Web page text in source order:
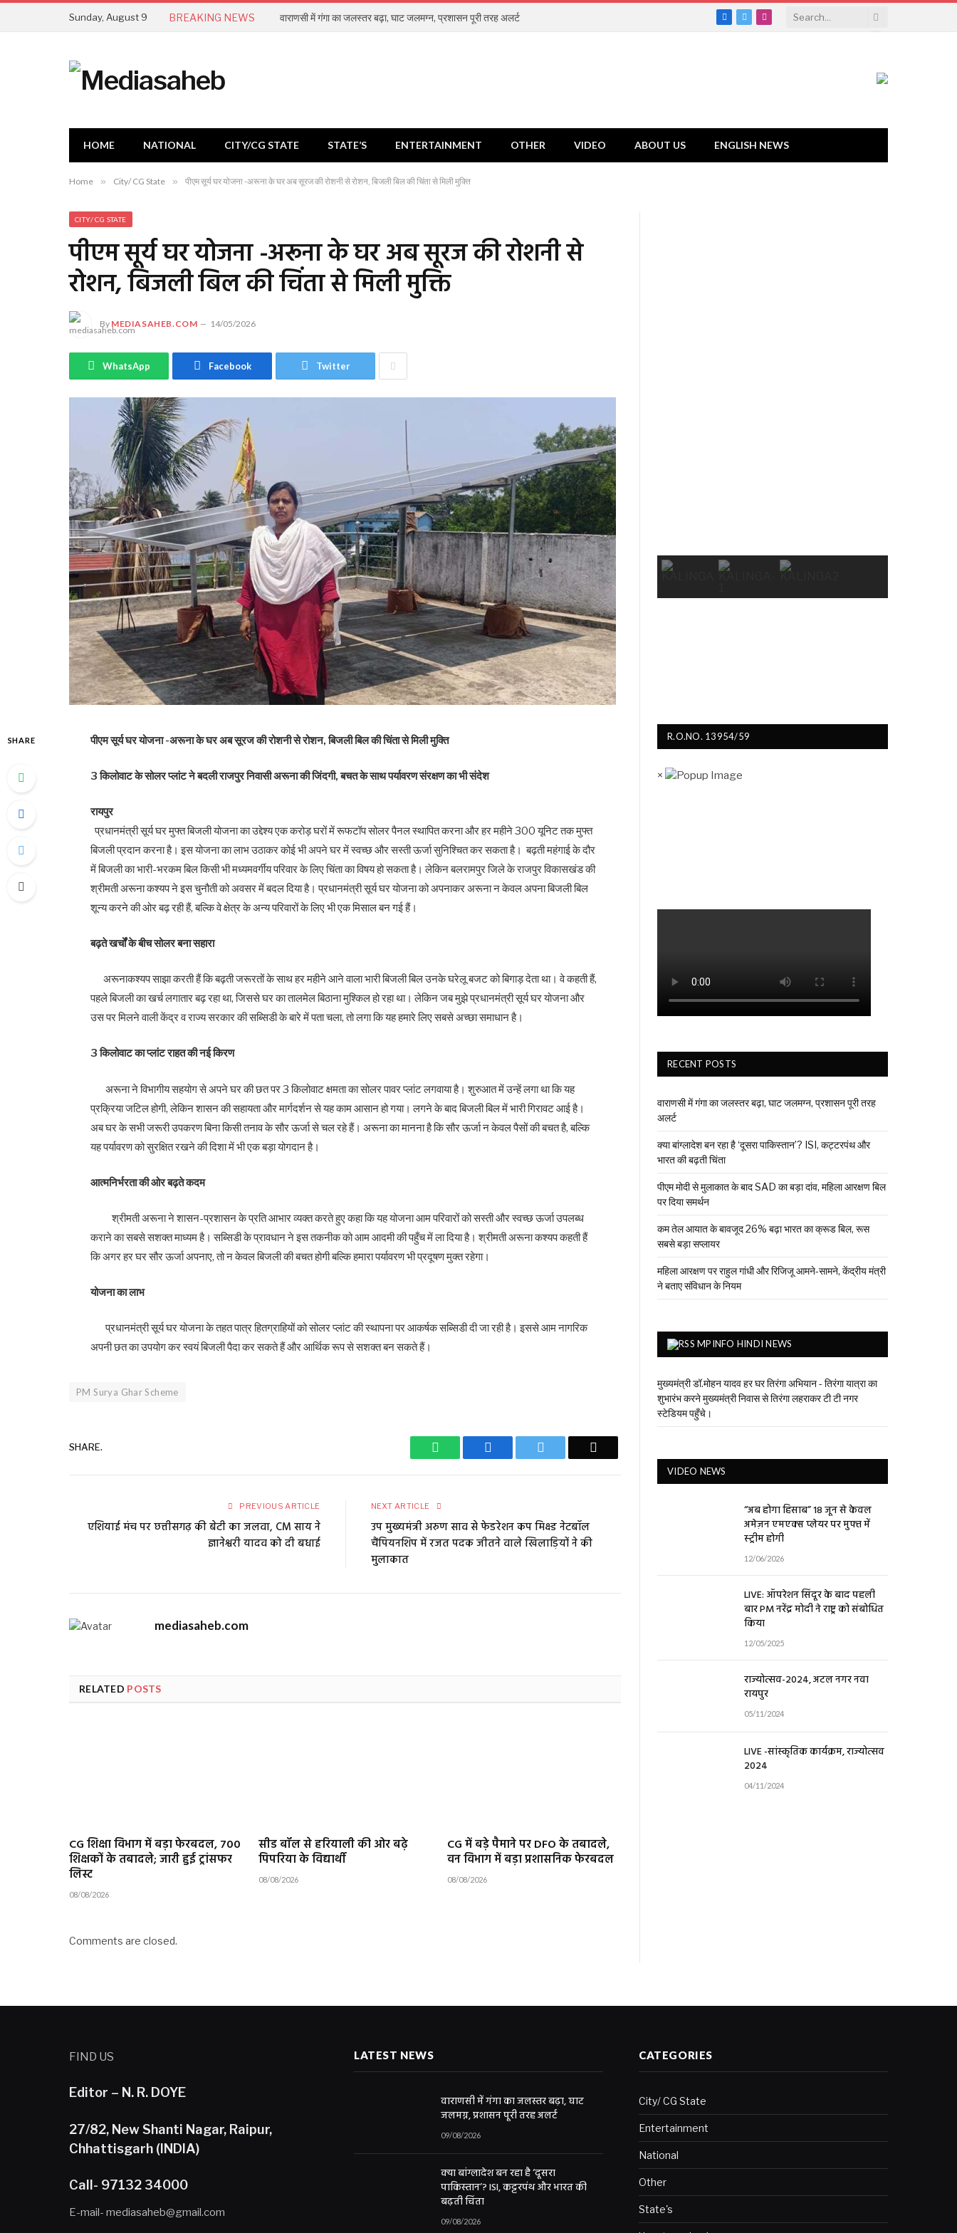
Sunday, August 9 BREAKING NEWS वाराणसी में गंगा का जलस्तर बढ़ा, घाट जलमग्न, प्रशासन पूरी तरह अलर्ट
Facebook
TwitterInstagram
HOME NATIONAL CITY/CG STATE STATE’S ENTERTAINMENT OTHER VIDEO ABOUT US ENGLISH NEWS
Home » City/ CG State » पीएम सूर्य घर योजना -अरूना के घर अब सूरज की रोशनी से रोशन, बिजली बिल की चिंता से मिली मुक्ति
CITY/ CG STATE
पीएम सूर्य घर योजना -अरूना के घर अब सूरज की रोशनी से
रोशन, बिजली बिल की चिंता से मिली मुक्ति
By MEDIASAHEB.COM 14/05/2026
WhatsApp Facebook Twitter
SHARE पीएम सूर्य घर योजना -अरूना के घर अब सूरज की रोशनी से रोशन, बिजली बिल की चिंता से मिली मुक्ति
3 किलोवाट के सोलर प्लांट ने बदली राजपुर निवासी अरूना की जिंदगी, बचत के साथ पर्यावरण संरक्षण का भी संदेश
रायपुर
प्रधानमंत्री सूर्य घर मुफ्त बिजली योजना का उद्देश्य एक करोड़ घरों में रूफटॉप सोलर पैनल स्थापित करना और हर महीने 300 यूनिट तक मुफ्त
बिजली प्रदान करना है। इस योजना का लाभ उठाकर कोई भी अपने घर में स्वच्छ और सस्ती ऊर्जा सुनिश्चित कर सकता है। बढ़ती महंगाई के दौर
में बिजली का भारी-भरकम बिल किसी भी मध्यमवर्गीय परिवार के लिए चिंता का विषय हो सकता है। लेकिन बलरामपुर जिले के राजपुर विकासखंड की
श्रीमती अरूना कश्यप ने इस चुनौती को अवसर में बदल दिया है। प्रधानमंत्री सूर्य घर योजना को अपनाकर अरूना न केवल अपना बिजली बिल
शून्य करने की ओर बढ़ रही हैं, बल्कि वे क्षेत्र के अन्य परिवारों के लिए भी एक मिसाल बन गई हैं।
बढ़ते खर्चों के बीच सोलर बना सहारा
अरूनाकश्यप साझा करती हैं कि बढ़ती जरूरतों के साथ हर महीने आने वाला भारी बिजली बिल उनके घरेलू बजट को बिगाड़ देता था। वे कहती हैं,
पहले बिजली का खर्च लगातार बढ़ रहा था, जिससे घर का तालमेल बिठाना मुश्किल हो रहा था। लेकिन जब मुझे प्रधानमंत्री सूर्य घर योजना और
उस पर मिलने वाली केंद्र व राज्य सरकार की सब्सिडी के बारे में पता चला, तो लगा कि यह हमारे लिए सबसे अच्छा समाधान है।
3 किलोवाट का प्लांट राहत की नई किरण
अरूना ने विभागीय सहयोग से अपने घर की छत पर 3 किलोवाट क्षमता का सोलर पावर प्लांट लगवाया है। शुरुआत में उन्हें लगा था कि यह
प्रक्रिया जटिल होगी, लेकिन शासन की सहायता और मार्गदर्शन से यह काम आसान हो गया। लगने के बाद बिजली बिल में भारी गिरावट आई है।
अब घर के सभी जरूरी उपकरण बिना किसी तनाव के सौर ऊर्जा से चल रहे हैं। अरूना का मानना है कि सौर ऊर्जा न केवल पैसों की बचत है, बल्कि
यह पर्यावरण को सुरक्षित रखने की दिशा में भी एक बड़ा योगदान है।
आत्मनिर्भरता की ओर बढ़ते कदम
श्रीमती अरूना ने शासन-प्रशासन के प्रति आभार व्यक्त करते हुए कहा कि यह योजना आम परिवारों को सस्ती और स्वच्छ ऊर्जा उपलब्ध
कराने का सबसे सशक्त माध्यम है। सब्सिडी के प्रावधान ने इस तकनीक को आम आदमी की पहुँच में ला दिया है। श्रीमती अरूना कश्यप कहती हैं
कि अगर हर घर सौर ऊर्जा अपनाए, तो न केवल बिजली की बचत होगी बल्कि हमारा पर्यावरण भी प्रदूषण मुक्त रहेगा।
योजना का लाभ
प्रधानमंत्री सूर्य घर योजना के तहत पात्र हितग्राहियों को सोलर प्लांट की स्थापना पर आकर्षक सब्सिडी दी जा रही है। इससे आम नागरिक
अपनी छत का उपयोग कर स्वयं बिजली पैदा कर सकते हैं और आर्थिक रूप से सशक्त बन सकते हैं।
PM Surya Ghar Scheme
SHARE. WhatsApp Facebook
PREVIOUS ARTICLE
एशियाई मंच पर छत्तीसगढ़ की बेटी का जलवा, CM साय ने
ज्ञानेश्वरी यादव को दी बधाई
NEXT ARTICLE
उप मुख्यमंत्री अरुण साव से फेडरेशन कप मिक्स्ड नेटबॉल
चैंपियनशिप में रजत पदक जीतने वाले खिलाड़ियों ने की
मुलाकात
mediasaheb.com
RELATED POSTS
CG शिक्षा विभाग में बड़ा फेरबदल, 700
शिक्षकों के तबादले; जारी हुई ट्रांसफर
लिस्ट
08/08/2026
सीड बॉल से हरियाली की ओर बढ़े
पिपरिया के विद्यार्थी
08/08/2026
CG में बड़े पैमाने पर DFO के तबादले,
वन विभाग में बड़ा प्रशासनिक फेरबदल
08/08/2026
Comments are closed.
R.O.NO. 13954/59
×
RECENT POSTS
वाराणसी में गंगा का जलस्तर बढ़ा, घाट जलमग्न, प्रशासन पूरी तरह
अलर्ट
क्या बांग्लादेश बन रहा है ‘दूसरा पाकिस्तान’? ISI, कट्टरपंथ और
भारत की बढ़ती चिंता
पीएम मोदी से मुलाकात के बाद SAD का बड़ा दांव, महिला आरक्षण बिल
पर दिया समर्थन
कम तेल आयात के बावजूद 26% बढ़ा भारत का क्रूड बिल, रूस
सबसे बड़ा सप्लायर
महिला आरक्षण पर राहुल गांधी और रिजिजू आमने-सामने, केंद्रीय मंत्री
ने बताए संविधान के नियम
MPINFO HINDI NEWS
मुख्यमंत्री डॉ.मोहन यादव हर घर तिरंगा अभियान - तिरंगा यात्रा का
शुभारंभ करने मुख्यमंत्री निवास से तिरंगा लहराकर टी टी नगर
स्टेडियम पहुँचे।
VIDEO NEWS
“अब होगा हिसाब” 18 जून से केवल
अमेज़न एमएक्स प्लेयर पर मुफ्त में
स्ट्रीम होगी
12/06/2026
LIVE: ऑपरेशन सिंदूर के बाद पहली
बार PM नरेंद्र मोदी ने राष्ट्र को संबोधित
किया
12/05/2025
राज्योत्सव-2024, अटल नगर नवा
रायपुर
05/11/2024
LIVE -सांस्कृतिक कार्यक्रम, राज्योत्सव
2024
04/11/2024
FIND US
Editor – N. R. DOYE
27/82, New Shanti Nagar, Raipur,
Chhattisgarh (INDIA)
Call- 97132 34000
E-mail- mediasaheb@gmail.com
LATEST NEWS
वाराणसी में गंगा का जलस्तर बढ़ा, घाट
जलमग्न, प्रशासन पूरी तरह अलर्ट
09/08/2026
क्या बांग्लादेश बन रहा है ‘दूसरा
पाकिस्तान’? ISI, कट्टरपंथ और भारत की
बढ़ती चिंता
09/08/2026
CATEGORIES
City/ CG State
Entertainment
National
Other
State's